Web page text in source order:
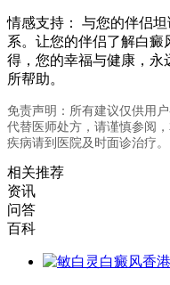
情感支持： 与您的伴侣
系。让您的伴侣了解白
得，您的幸福与健康，永
所帮助。
免责声明：所有建议仅供用
代替医师处方，请谨慎参阅
疾病请到医院及时面诊治疗。
相关推荐
资讯
问答
百科